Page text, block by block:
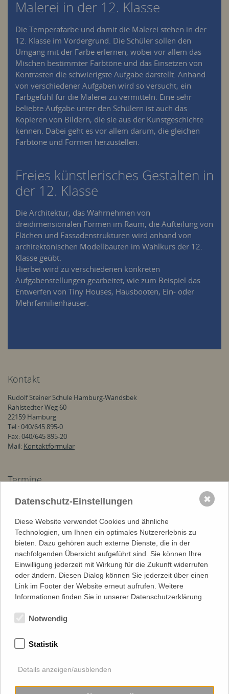
Malerei in der 12. Klasse
Die Temperafarbe und damit die Malerei stehen in der
12. Klasse im Vordergrund. Die Schüler sollen den
Umgang mit der Farbe erlernen, wobei vor allem das
Mischen bestimmter Farbtöne und das Einsetzen von
Kontrasten die schwierigste Aufgabe darstellt. Anhand
von verschiedener Aufgaben wird so versucht, ein
Farbgefühl für die Malerei zu vermitteln. Eine sehr
beliebte Aufgabe unter den Schülern ist auch das
Kopieren von Bildern, die sie aus der Kunstgeschichte
kennen. Dabei geht es vor allem darum, die gleichen
Farbtöne und Formen herzustellen.
Freies künstlerisches Gestalten in
der 12. Klasse
Die Architektur, das Wahrnehmen von
dreidimensionalen Formen im Raum, die Aufteilung von
Flächen und Fassadenstrukturen wird anhand von
architektonischen Modellbauten im Wahlkurs der 12.
Klasse geübt.
Hierbei wird zu verschiedenen konkreten
Aufgabenstellungen gearbeitet, wie zum Beispiel das
Entwerfen von Tiny Houses, Hausbooten, Ein- oder
Mehrfamilienhäuser.
Kontakt
Rudolf Steiner Schule Hamburg-Wandsbek
Rahlstedter Weg 60
22159 Hamburg
Tel.: 040/645 895-0
Fax: 040/645 895-20
Mail: Kontaktformular
Termine
Do, 09.07 Di, 19.08:
Sommerferien
Do, 20.08, 08:00:
Di, 25.08, 08:15:
Stellenangebote
Bundesfreiwilligendienst im Kindergarten Tonndorf
Russischlehrer*in (w/m/d)
Datenschutz-Einstellungen
Diese Website verwendet Cookies und ähnliche
Technologien, um Ihnen ein optimales Nutzererlebnis zu
bieten. Dazu gehören auch externe Dienste, die in der
nachfolgenden Übersicht aufgeführt sind. Sie können Ihre
Einwilligung jederzeit mit Wirkung für die Zukunft widerrufen
oder ändern. Diesen Dialog können Sie jederzeit über einen
Link im Footer der Website erneut aufrufen. Weitere
Informationen finden Sie in unserer Datenschutzerklärung.
Notwendig
Statistik
Details anzeigen/ausblenden
✖